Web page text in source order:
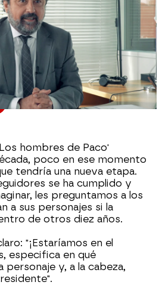
de 2021, 15:11
hombres de Paco'
poco en ese momento
tendría una nueva etapa.
se ha cumplido y
les preguntamos a los
a sus personajes si la
de otros diez años.
"¡Estaríamos en el
especifica en qué
personaje y, a la cabeza,